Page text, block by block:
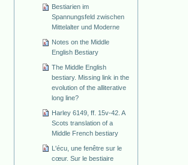
Bestiarien im
Spannungsfeld zwischen
Mittelalter und Moderne
Notes on the Middle
English Bestiary
The Middle English
bestiary. Missing link in the
evolution of the alliterative
long line?
Harley 6149, ff. 15v-42. A
Scots translation of a
Middle French bestiary
L'écu, une fenêtre sur le
cœur. Sur le bestiaire